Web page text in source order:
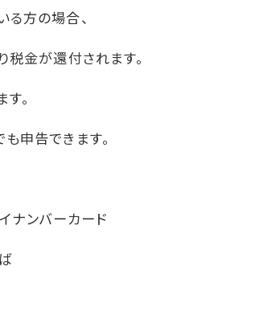
方の場合、
税金が還付されます。
。
申告できます。
ナンバーカード